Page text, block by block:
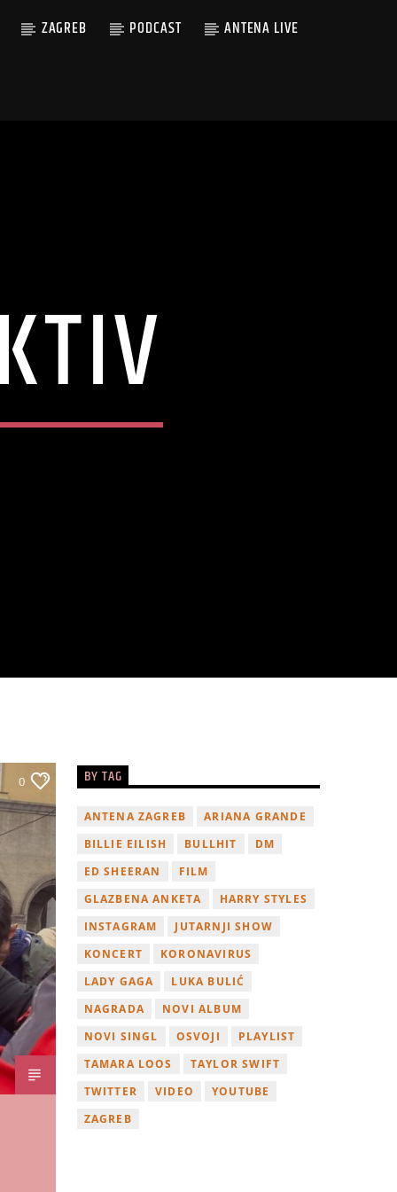
ZAGREB PODCAST ANTENA LIVE
0 BY TAG
ANTENA ZAGREB
ARIANA GRANDE
BILLIE EILISH
BULLHIT
DM
ED SHEERAN
FILM
GLAZBENA ANKETA
HARRY STYLES
INSTAGRAM
JUTARNJI SHOW
KONCERT
KORONAVIRUS
LADY GAGA
LUKA BULIĆ
NAGRADA
NOVI ALBUM
NOVI SINGL
OSVOJI
PLAYLIST
TAMARA LOOS
TAYLOR SWIFT
TWITTER
VIDEO
YOUTUBE
ZAGREB